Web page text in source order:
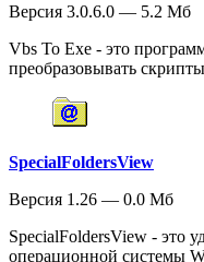
Версия 3.0.6.0 — 5.2 Мб
Vbs To Exe - это
преобразовывать
SpecialFoldersView
Версия 1.26 — 0.0 Мб
SpecialFoldersView - это
операционной системы